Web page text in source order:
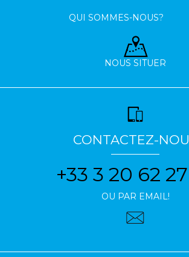
QUI SOMMES-NOUS?
NOUS SITUER
CONTACTEZ-
+33 3 20 62
OU PAR EMAIL!